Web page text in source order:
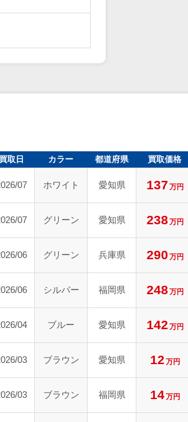
取日 カラー 都道府県 買取価格
07 ホワイト 愛知県 137 万円
07 グリーン 愛知県 238 万円
06 グリーン 兵庫県 290 万円
06 シルバー 福岡県 248 万円
04 ブルー 愛知県 142 万円
03 ブラウン 愛知県 12 万円
03 ブラウン 福岡県 14万円